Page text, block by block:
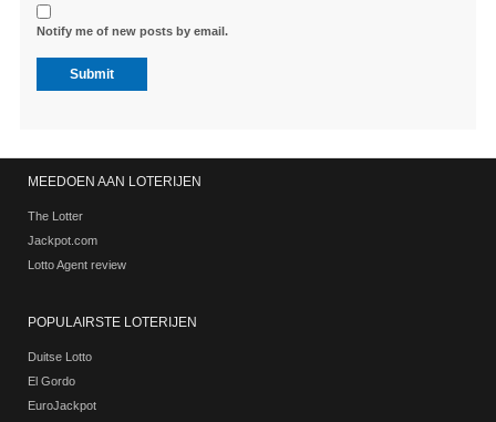
Notify me of new posts by email.
MEEDOEN AAN LOTERIJEN
The Lotter
Jackpot.com
Lotto Agent review
POPULAIRSTE LOTERIJEN
Duitse Lotto
El Gordo
EuroJackpot